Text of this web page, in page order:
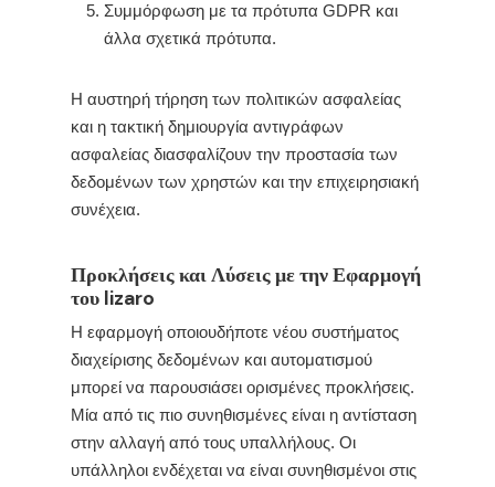
Συμμόρφωση με τα πρότυπα GDPR και
άλλα σχετικά πρότυπα.
Η αυστηρή τήρηση των πολιτικών ασφαλείας
και η τακτική δημιουργία αντιγράφων
ασφαλείας διασφαλίζουν την προστασία των
δεδομένων των χρηστών και την επιχειρησιακή
συνέχεια.
Προκλήσεις και Λύσεις με την Εφαρμογή
του lizaro
Η εφαρμογή οποιουδήποτε νέου συστήματος
διαχείρισης δεδομένων και αυτοματισμού
μπορεί να παρουσιάσει ορισμένες προκλήσεις.
Μία από τις πιο συνηθισμένες είναι η αντίσταση
στην αλλαγή από τους υπαλλήλους. Οι
υπάλληλοι ενδέχεται να είναι συνηθισμένοι στις